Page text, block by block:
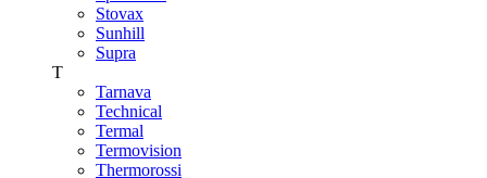
Stovax
Sunhill
Supra
T
Tarnava
Technical
Termal
Termovision
Thermorossi